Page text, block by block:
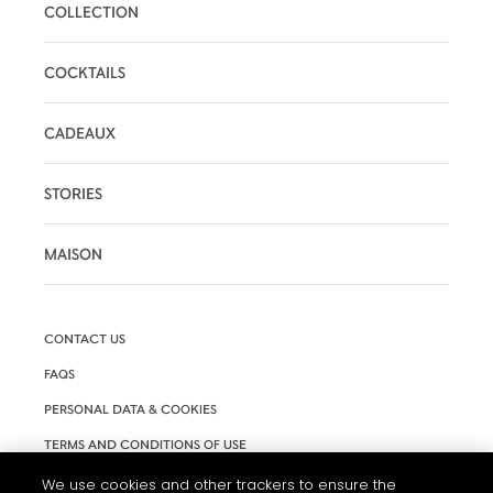
COLLECTION
COCKTAILS
CADEAUX
STORIES
MAISON
CONTACT US
FAQS
PERSONAL DATA & COOKIES
TERMS AND CONDITIONS OF USE
ACCESSIBILITY
We use cookies and other trackers to ensure the